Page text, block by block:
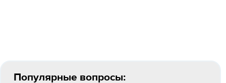
Популярные вопросы: